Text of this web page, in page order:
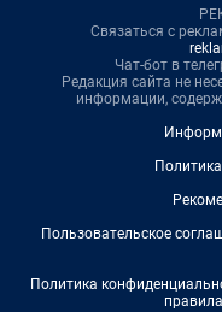
Связаться с
Чат-бот в
Редакция сайта не
информации,
Пользовательское
Политика